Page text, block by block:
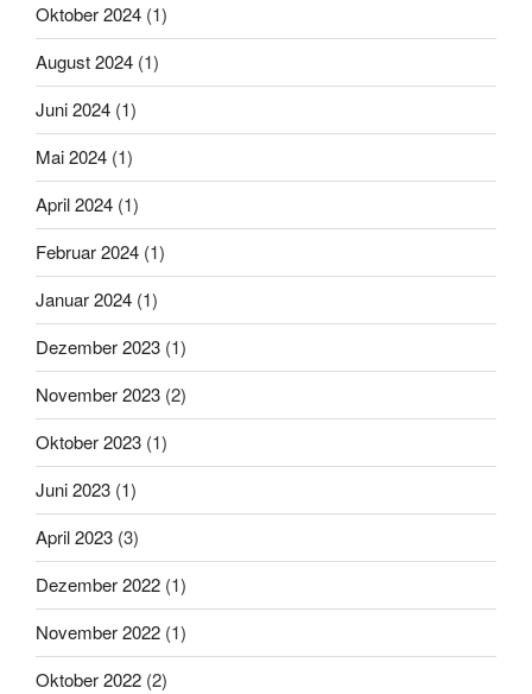
Oktober 2024 (1)
August 2024 (1)
Juni 2024 (1)
Mai 2024 (1)
April 2024 (1)
Februar 2024 (1)
Januar 2024 (1)
Dezember 2023 (1)
November 2023 (2)
Oktober 2023 (1)
Juni 2023 (1)
April 2023 (3)
Dezember 2022 (1)
November 2022 (1)
Oktober 2022 (2)